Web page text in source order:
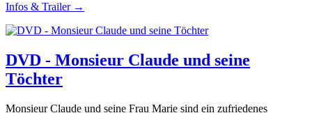
Infos & Trailer →
DVD - Monsieur Claude und seine
Töchter
Monsieur Claude und seine Frau Marie sind ein zufriedenes